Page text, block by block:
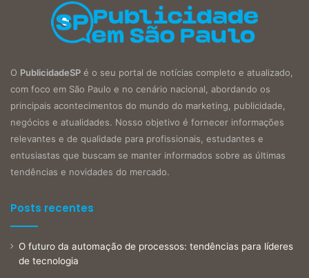
O PublicidadeSP é o seu portal de notícias completo e atualizado,
com foco em São Paulo e no cenário nacional, abordando os
principais acontecimentos do mundo do marketing, publicidade,
negócios e atualidades. Nosso objetivo é fornecer informações
relevantes e de qualidade para profissionais, estudantes e
entusiastas que buscam se manter informados sobre as últimas
tendências e novidades do mercado.
Posts recentes
O futuro da automação de processos: tendências para líderes
de tecnologia